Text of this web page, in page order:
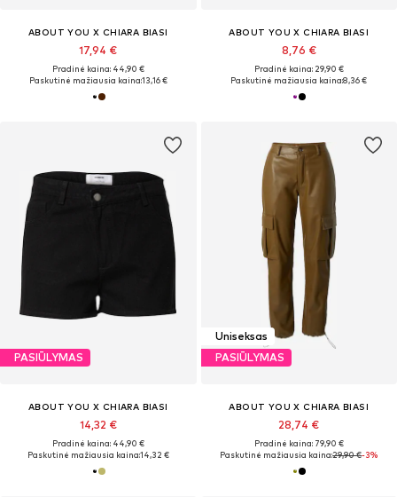
ABOUT YOU X CHIARA BIASI
17,94 €
Pradinė kaina: 44,90 €
Paskutinė mažiausia kaina:13,16 €
ABOUT YOU X CHIARA BIASI
8,76 €
Pradinė kaina: 29,90 €
Paskutinė mažiausia kaina:8,36 €
PASIŪLYMAS
ABOUT YOU X CHIARA BIASI
14,32 €
Pradinė kaina: 44,90 €
Paskutinė mažiausia kaina:14,32 €
Uniseksas
PASIŪLYMAS
ABOUT YOU X CHIARA BIASI
28,74 €
Pradinė kaina: 79,90 €
Paskutinė mažiausia kaina:29,90 €-3%